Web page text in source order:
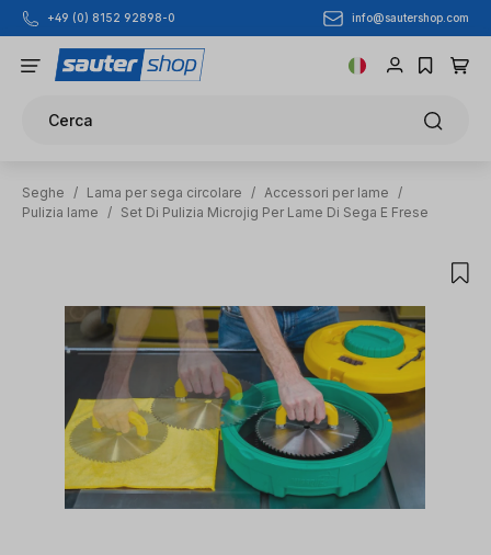
Passa al contenuto principale
+49 (0) 8152 92898-0 info@sautershop.com
Cerca
Seghe / Lama per sega circolare / Accessori per lame
/
Pulizia lame
/ Set Di Pulizia Microjig Per Lame Di Sega E Frese